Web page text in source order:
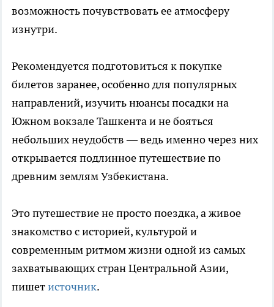
возможность почувствовать ее атмосферу
изнутри.
Рекомендуется подготовиться к покупке
билетов заранее, особенно для популярных
направлений, изучить нюансы посадки на
Южном вокзале Ташкента и не бояться
небольших неудобств — ведь именно через них
открывается подлинное путешествие по
древним землям Узбекистана.
Это путешествие не просто поездка, а живое
знакомство с историей, культурой и
современным ритмом жизни одной из самых
захватывающих стран Центральной Азии,
пишетисточник.